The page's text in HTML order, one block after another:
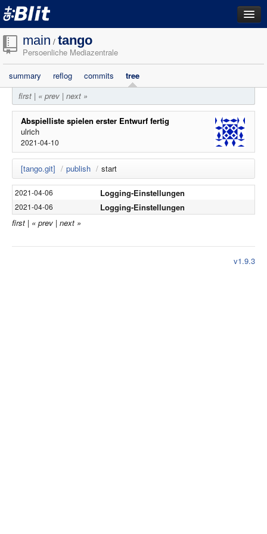
dashboard
repositories
filestore
activity
search
login
main / tango
Persoenliche Mediazentrale
summary reflog commits
tree
first | « prev | next »
Abspielliste spielen erster Entwurf fertig
ulrich
2021-04-10
[tango.git] / publish / start
2021-04-06 Logging-Einstellungen
2021-04-06
Logging-Einstellungen
first | « prev | next »
v1.9.3